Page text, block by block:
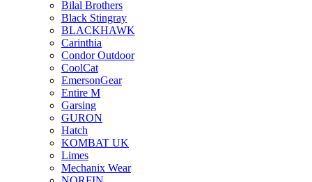
Bilal Brothers
Black Stingray
BLACKHAWK
Carinthia
Condor Outdoor
CoolCat
EmersonGear
Entire M
Garsing
GURON
Hatch
KOMBAT UK
Limes
Mechanix Wear